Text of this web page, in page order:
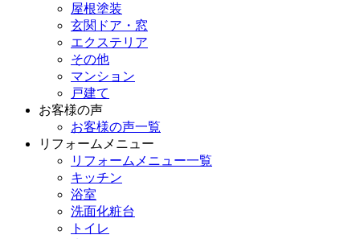
屋根塗装
玄関ドア・窓
エクステリア
その他
マンション
戸建て
お客様の声
お客様の声一覧
リフォームメニュー
リフォームメニュー一覧
キッチン
浴室
洗面化粧台
トイレ